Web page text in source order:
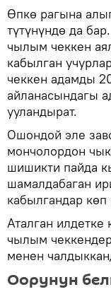
Өпкө рагына
түтүнүндө да
чылым чеккен
кабылган
чеккен адамды
айланасындагы
ууландырат.
Ошондой эле
мончолордон
шишикти пайда
шамалдабаган
кабылгандар көп
Аталган
чылым
менен
Оорунун